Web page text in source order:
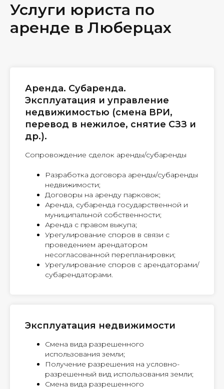
Услуги юриста по
аренде в Люберцах
Аренда. Субаренда.
Эксплуатация и управление
недвижимостью (смена ВРИ,
перевод в нежилое, снятие СЗЗ и
др.).
Сопровождение сделок аренды/субаренды
Разработка договора аренды/субаренды
недвижимости;
Договоры на аренду парковок;
Аренда, субаренда государственной и
муниципальной собственности;
Аренда с правом выкупа;
Урегулирование споров в связи с
проведением арендатором
несогласованной перепланировки;
Урегулирование споров с арендаторами/
субарендаторами.
Эксплуатация недвижимости
Смена вида разрешенного
использования земли;
Получение разрешения на условно-
разрешенный вид использования земли;
Смена вида разрешенного